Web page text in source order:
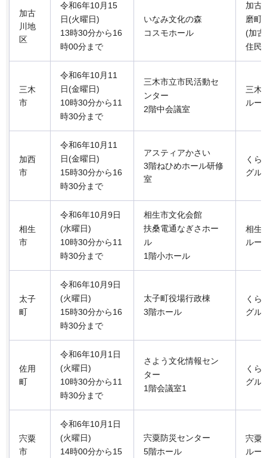
加古
川地
区
令和6年10月15
日(火曜日)
13時30分から16
時00分まで
いなみ文化の森
コスモホール
加古
磨町
(加古
住民
三木
市
令和6年10月11
日(金曜日)
10時30分から11
時30分まで
三木市立市民活動セ
ンター
2階中会議室
三木
ルー
加西
市
令和6年10月11
日(金曜日)
15時30分から16
時30分まで
アスティアかさい
3階ねひめホール研修
室
くら
グル
相生
市
令和6年10月9日
(水曜日)
10時30分から11
時30分まで
相生市文化会館
扶桑電通なぎさホー
ル
1階小ホール
相生
ルー
太子
町
令和6年10月9日
(火曜日)
15時30分から16
時30分まで
太子町役場行政棟
3階ホール
くら
グル
佐用
町
令和6年10月1日
(火曜日)
10時30分から11
時30分まで
さよう文化情報セン
ター
1階会議室1
くら
グル
宍粟
市
令和6年10月1日
(火曜日)
14時00分から15
宍粟防災センター
5階ホール
宍粟
ルー